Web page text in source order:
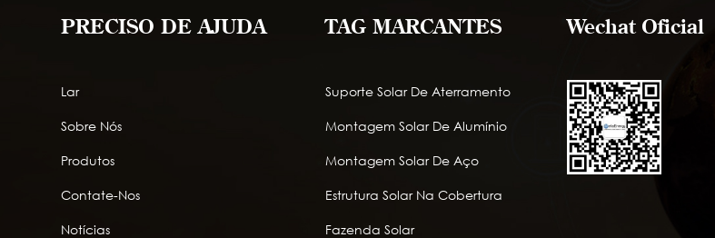
PRECISO DE AJUDA
Lar
Sobre Nós
Produtos
Contate-Nos
Notícias
TAG MARCANTES
Suporte Solar De Aterramento
Montagem Solar De Alumínio
Montagem Solar De Aço
Estrutura Solar Na Cobertura
Fazenda Solar
Wechat Oficial